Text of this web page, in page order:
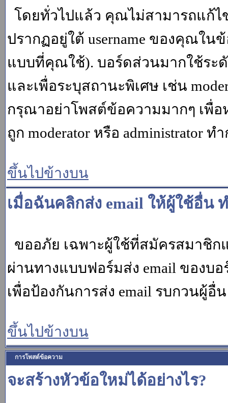
โดยทั่วไปแล้ว คุณไม่สามารถแก้
ปรากฏอยู่ใต้ username ของคุณใ
แบบที่คุณใช้). บอร์ดส่วนมากใช้ร
และเพื่อระบุสถานะพิเศษ เช่น
กรุณาอย่าโพสต์ข้อความมากๆ เพื่
ถูก moderator หรือ administrator
ขึ้นไปข้างบน
เมื่อฉันคลิกส่ง email ให้ผู้ใช้อื่น
ขออภัย เฉพาะผู้ใช้ที่สมัครสมาชิก
ผ่านทางแบบฟอร์มส่ง email ของ
เพื่อป้องกันการส่ง email รบกวนผู้อื่
ขึ้นไปข้างบน
การโพสต์ข้อความ
จะสร้างหัวข้อใหม่ได้อย่างไร?